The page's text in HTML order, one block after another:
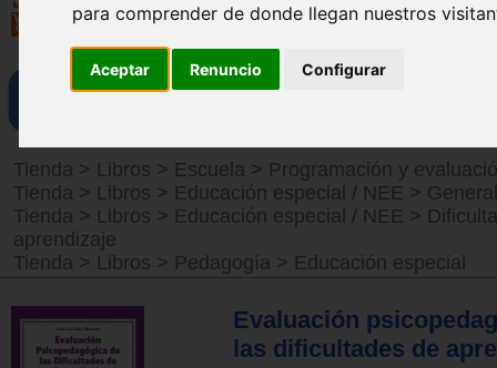
para comprender de donde llegan nuestros
Aceptar Renuncio Configurar
Tienda > Libros > Escuela > Programación y
Tienda > Libros > Educación especial / NEE >
Tienda > Libros > Educación especial / NEE >
aprendizaje
Tienda > Libros > Pedagogía > Educación especial
Evaluación
las dificultades de